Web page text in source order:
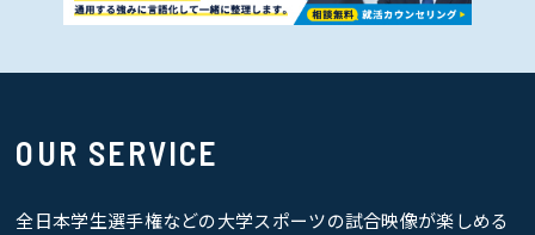
OUR SERVICE
全日本学生選手権などの大学スポーツの試合映像が楽しめる